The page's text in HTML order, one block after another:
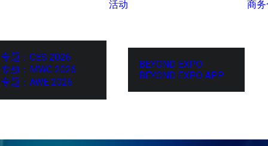
专题：CES 2026
专题：MWC 2026
专题：AWE 2026
活动
BEYOND EXPO
BEYOND EXPO APP
商